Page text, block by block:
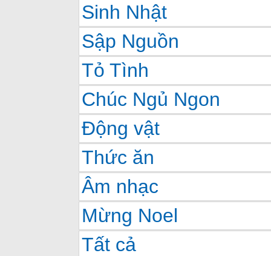
Sinh Nhật
Sập Nguồn
Tỏ Tình
Chúc Ngủ Ngon
Động vật
Thức ăn
Âm nhạc
Mừng Noel
Tất cả